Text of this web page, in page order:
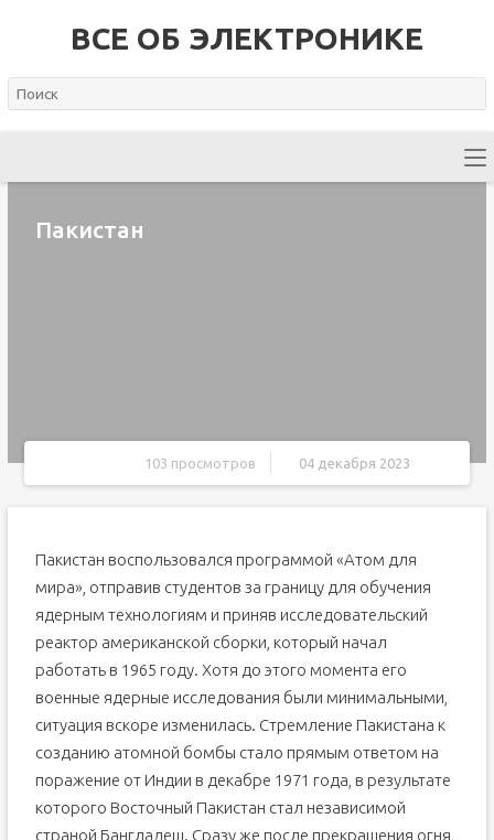
ВСЕ ОБ ЭЛЕКТРОНИКЕ
Пакистан
103 просмотров 04 декабря 2023
Пакистан воспользовался программой «Атом для
мира», отправив студентов за границу для обучения
ядерным технологиям и приняв исследовательский
реактор американской сборки, который начал
работать в 1965 году. Хотя до этого момента его
военные ядерные исследования были минимальными,
ситуация вскоре изменилась. Стремление Пакистана к
созданию атомной бомбы стало прямым ответом на
поражение от Индии в декабре 1971 года, в результате
которого Восточный Пакистан стал независимой
страной Бангладеш. Сразу же после прекращения огня,